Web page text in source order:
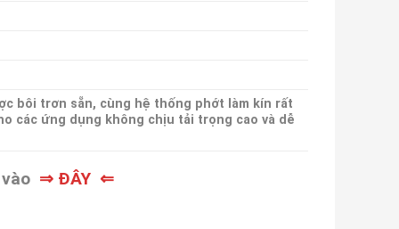
bôi trơn sẵn, cùng hệ thống phớt làm kín rất
các ứng dụng không chịu tải trọng cao và dễ
⇒ ĐÂY ⇐